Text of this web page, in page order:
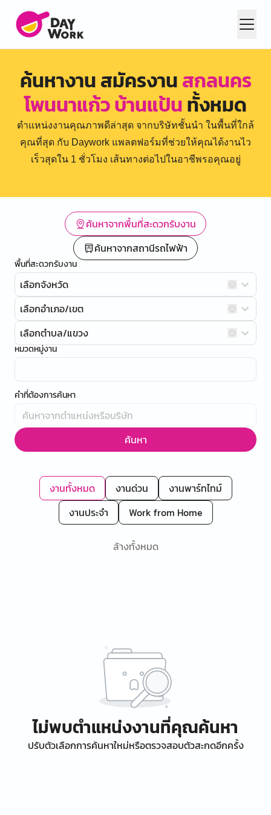
ค้นหางาน สมัครงานสกลนคร
โพนนาแก้ว บ้านแป้นทั้งหมด
ตำแหน่งงานคุณภาพดีล่าสุด จากบริษัทชั้นนำ ในพื้นที่ใกล้
คุณที่สุด กับ Daywork แพลตฟอร์มที่ช่วยให้คุณได้งานไว
เร็วสุดใน 1 ชั่วโมง เส้นทางต่อไปในอาชีพรอคุณอยู่
ค้นหาจากพื้นที่สะดวกรับงาน
ค้นหาจากสถานีรถไฟฟ้า
พื้นที่สะดวกรับงาน
เลือกจังหวัด
เลือกอำเภอ/เขต
เลือกตำบล/แขวง
หมวดหมู่งาน
คำที่ต้องการค้นหา
ค้นหา
งานทั้งหมด งานด่วน
งานพาร์ทไทม์
งานประจำ
Work from Home
ล้างทั้งหมด
ไม่พบตำแหน่งงานที่คุณค้นหา
ปรับตัวเลือกการค้นหาใหม่หรือตรวจสอบตัวสะกดอีกครั้ง